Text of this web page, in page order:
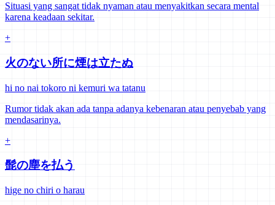
Situasi yang sangat tidak nyaman atau menyakitkan secara mental
karena keadaan sekitar.
+
火のない所に煙は立たぬ
hi no nai tokoro ni kemuri wa tatanu
Rumor tidak akan ada tanpa adanya kebenaran atau penyebab yang
mendasarinya.
+
髭の塵を払う
hige no chiri o harau